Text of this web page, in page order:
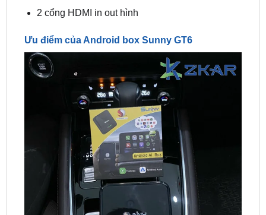
Ưu điểm của Android box Sunny GT6